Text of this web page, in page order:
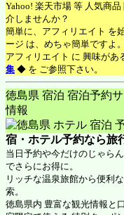
Yahoo! 楽天市場 等 人気商
介しませんか？
簡単に、アフィリエイト を
ージ は、めちゃ簡単ですよ。
アフィリエイト に 興味が
集 ◆ を ご参照下さい。
徳島県 宿泊 宿泊予約
情報
宿・ホテル予約なら旅
当日予約や今だけのじゃら
でさらにお得に。
リッチな温泉旅館から便利
索。
徳島県内 豊富な観光情報と